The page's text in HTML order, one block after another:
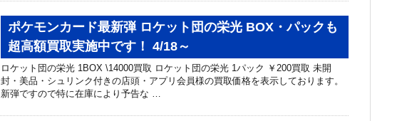
ポケモンカード最新弾 ロケット団の栄光 BOX・パックも
超高額買取実施中です！ 4/18～
ロケット団の栄光 1BOX \14000買取 ロケット団の栄光 1パック ￥200買取 未開
封・美品・シュリンク付きの店頭・アプリ会員様の買取価格を表示しております。
新弾ですので特に在庫により予告な …